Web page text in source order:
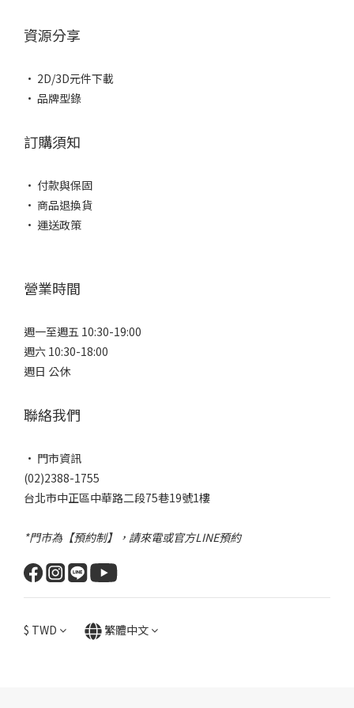
資源分享
• 2D/3D元件下載
• 品牌型錄
訂購須知
• 付款與保固
• 商品退換貨
• 運送政策
營業時間
週一至週五 10:30-19:00
週六 10:30-18:00
週日 公休
聯絡我們
• 門市資訊
(02)2388-1755
台北市中正區中華路二段75巷19號1樓
*門市為【預約制】，請來電或官方LINE預約
$ TWD 繁體中文